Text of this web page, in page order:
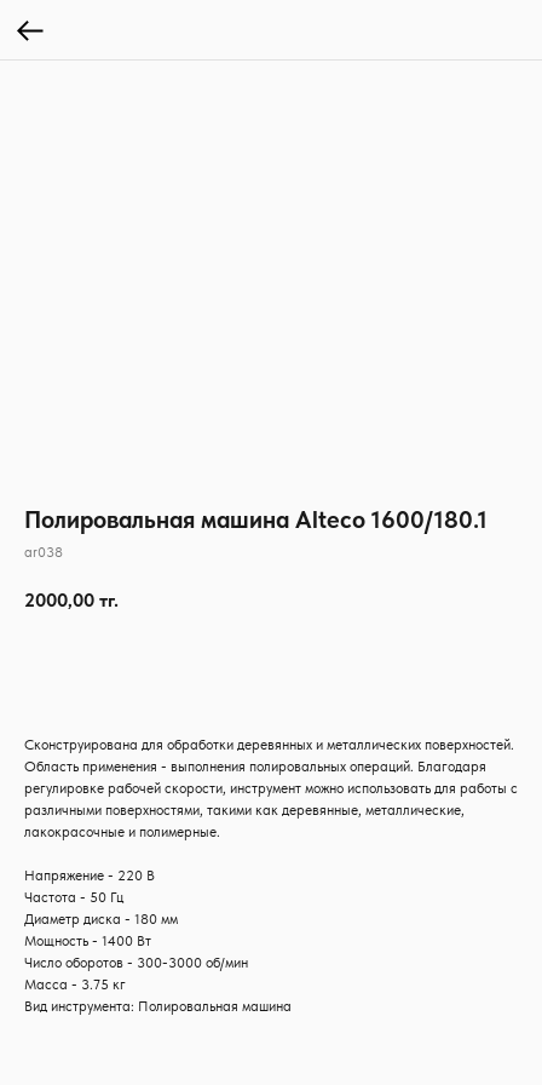
Полировальная машина Alteco 1600/180.1
ar038
2000,00 тг.
Сконструирована для обработки деревянных и металлических поверхностей.
Область применения - выполнения полировальных операций. Благодаря
регулировке рабочей скорости, инструмент можно использовать для работы с
различными поверхностями, такими как деревянные, металлические,
лакокрасочные и полимерные.
Напряжение - 220 В
Частота - 50 Гц
Диаметр диска - 180 мм
Мощность - 1400 Вт
Число оборотов - 300-3000 об/мин
Масса - 3.75 кг
Вид инструмента: Полировальная машина